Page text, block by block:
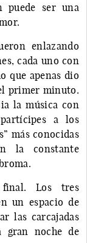
puede ser una
enlazando
cada uno con
que apenas dio
primer minuto.
la música con
a los
más conocidas
la constante
final. Los tres
un espacio de
las carcajadas
gran noche de